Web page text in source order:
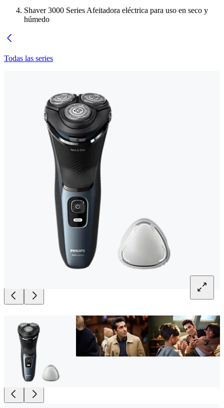
Shaver 3000 Series Afeitadora eléctrica para uso en seco y
húmedo
Todas las series